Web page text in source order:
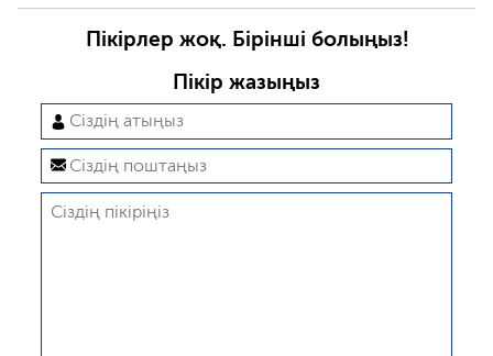
Пікірлер жоқ. Бірінші болыңыз!
Пікір жазыңыз